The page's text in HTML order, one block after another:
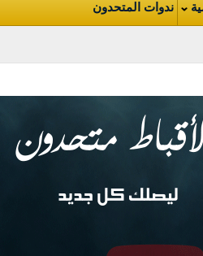
ندوات المتحدون